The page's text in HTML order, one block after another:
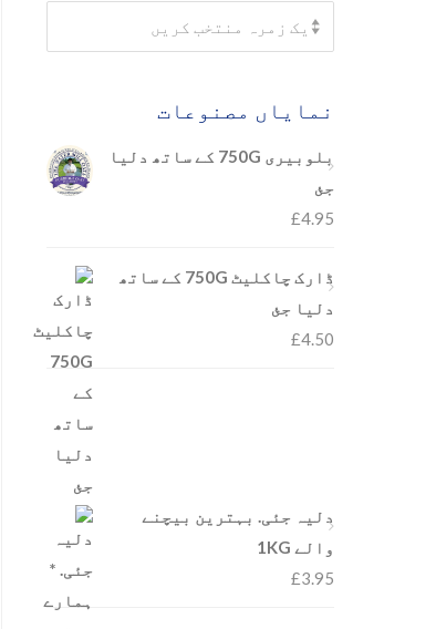
Select a category
ایک زمرہ منتخب کریں
نمایاں مصنوعات
بلوبیری 750G کے ساتھ دلیا
جئ
£4.95
ڈارک چاکلیٹ 750G کے ساتھ
دلیا جئ
£4.50
دلیہ جئی. بہترین بیچنے
والے 1KG
£3.95